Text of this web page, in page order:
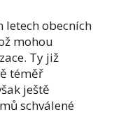
letech obecních
mohou
Ty již
téměř
ještě
schválené